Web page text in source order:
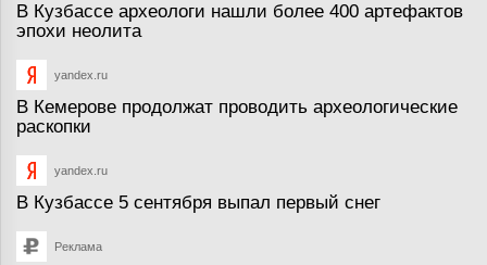
В Кузбассе археологи нашли более 400 артефактов
эпохи неолита
yandex.ru
В Кемерове продолжат проводить археологические
раскопки
yandex.ru
В Кузбассе 5 сентября выпал первый снег
Реклама